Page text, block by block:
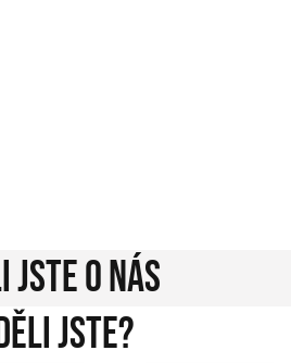
jste o nás
jste?